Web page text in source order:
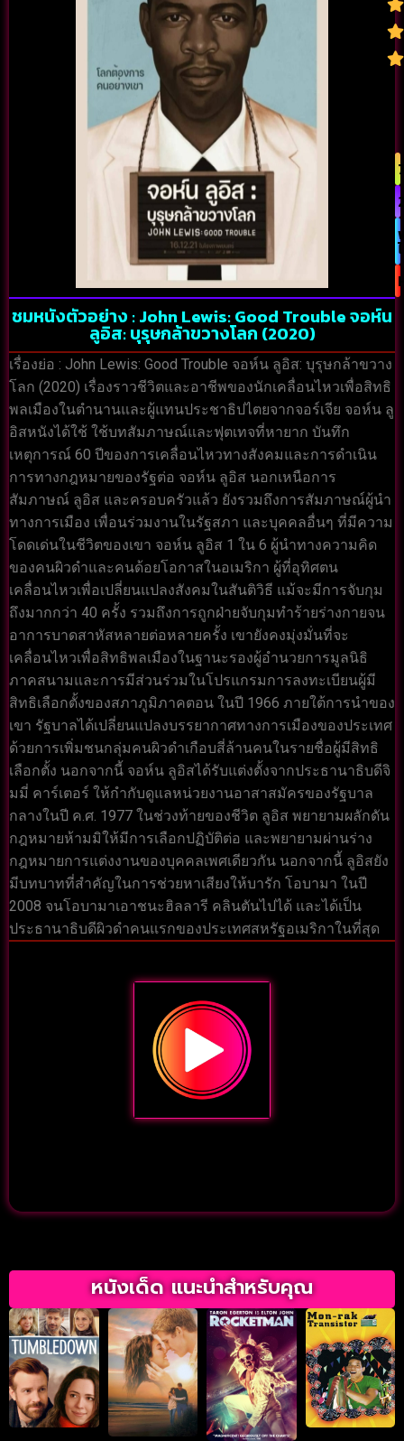
ชมหนังตัวอย่าง : John Lewis: Good Trouble จอห์น
ลูอิส: บุรุษกล้าขวางโลก (2020)
เรื่องย่อ : John Lewis: Good Trouble จอห์น ลูอิส: บุรุษกล้าขวาง
โลก (2020) เรื่องราวชีวิตและอาชีพของนักเคลื่อนไหวเพื่อสิทธิ
พลเมืองในตำนานและผู้แทนประชาธิปไตยจากจอร์เจีย จอห์น ลู
อิสหนังได้ใช้ ใช้บทสัมภาษณ์และฟุตเทจที่หายาก บันทึก
เหตุการณ์ 60 ปีของการเคลื่อนไหวทางสังคมและการดำเนิน
การทางกฎหมายของรัฐต่อ จอห์น ลูอิส นอกเหนือการ
สัมภาษณ์ ลูอิส และครอบครัวแล้ว ยังรวมถึงการสัมภาษณ์ผู้นำ
ทางการเมือง เพื่อนร่วมงานในรัฐสภา และบุคคลอื่นๆ ที่มีความ
โดดเด่นในชีวิตของเขา จอห์น ลูอิส 1 ใน 6 ผู้นำทางความคิด
ของคนผิวดำและคนด้อยโอกาสในอเมริกา ผู้ที่อุทิศตน
เคลื่อนไหวเพื่อเปลี่ยนแปลงสังคมในสันติวิธี แม้จะมีการจับกุม
ถึงมากกว่า 40 ครั้ง รวมถึงการถูกฝ่ายจับกุมทำร้ายร่างกายจน
อาการบาดสาหัสหลายต่อหลายครั้ง เขายังคงมุ่งมั่นที่จะ
เคลื่อนไหวเพื่อสิทธิพลเมืองในฐานะรองผู้อำนวยการมูลนิธิ
ภาคสนามและการมีส่วนร่วมในโปรแกรมการลงทะเบียนผู้มี
สิทธิเลือกตั้งของสภาภูมิภาคตอน ในปี 1966 ภายใต้การนำของ
เขา รัฐบาลได้เปลี่ยนแปลงบรรยากาศทางการเมืองของประเทศ
ด้วยการเพิ่มชนกลุ่มคนผิวดำเกือบสี่ล้านคนในรายชื่อผู้มีสิทธิ
เลือกตั้ง นอกจากนี้ จอห์น ลูอิสได้รับแต่งตั้งจากประธานาธิบดีจิ
มมี่ คาร์เตอร์ ให้กำกับดูแลหน่วยงานอาสาสมัครของรัฐบาล
กลางในปี ค.ศ. 1977 ในช่วงท้ายของชีวิต ลูอิส พยายามผลักดัน
กฎหมายห้ามมิให้มีการเลือกปฏิบัติต่อ และพยายามผ่านร่าง
กฎหมายการแต่งงานของบุคคลเพศเดียวกัน นอกจากนี้ ลูอิสยัง
มีบทบาทที่สำคัญในการช่วยหาเสียงให้บารัก โอบามา ในปี
2008 จนโอบามาเอาชนะฮิลลารี คลินตันไปได้ และได้เป็น
ประธานาธิบดีผิวดำคนแรกของประเทศสหรัฐอเมริกาในที่สุด
หนังเด็ด แนะนำสำหรับคุณ